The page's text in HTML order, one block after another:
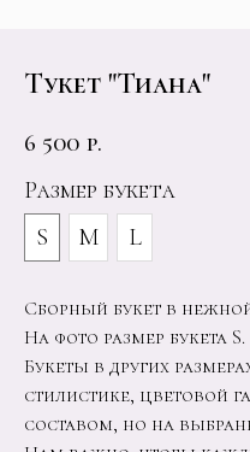
Тукет "Тиана"
6 500 р.
Размер букета
S
M L
Сборный букет в
На фото размер букета S.
Букеты в других
стилистике, цветовой
составом, но на